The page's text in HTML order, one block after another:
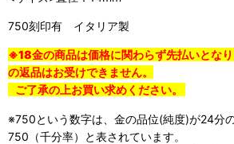
750刻印有 イタリア製
※18金の商品は価格に関わらず先払いとな
の返品はお受けできません。
ご了承の上お買い求めください。
※750という数字は、金の品位(純度)が24分
750（千分率）と表されています。